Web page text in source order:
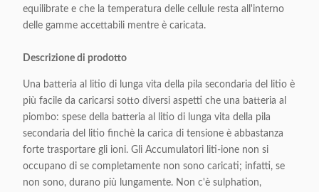
equilibrate e che la temperatura delle cellule resta all'interno
delle gamme accettabili mentre è caricata.
Descrizione di prodotto
Una batteria al litio di lunga vita della pila secondaria del litio è
più facile da caricarsi sotto diversi aspetti che una batteria al
piombo: spese della batteria al litio di lunga vita della pila
secondaria del litio finchè la carica di tensione è abbastanza
forte trasportare gli ioni. Gli Accumulatori liti-ione non si
occupano di se completamente non sono caricati; infatti, se
non sono, durano più lungamente. Non c'è sulphation,